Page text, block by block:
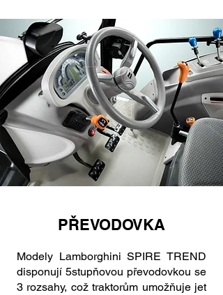
PŘEVODOVKA
Modely Lamborghini SPIRE TREND
disponují 5stupňovou převodovkou se
3 rozsahy, což traktorům umožňuje jet